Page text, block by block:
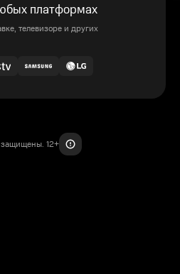
платформах
телевизоре и других
12+